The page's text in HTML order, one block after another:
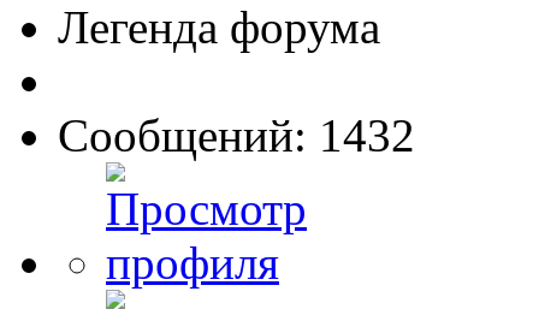
Легенда форума
Сообщений: 1432